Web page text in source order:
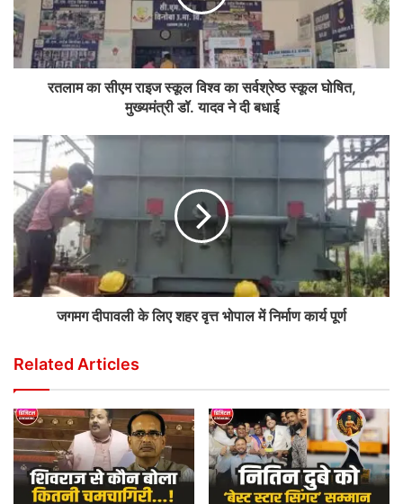
रतलाम का सीएम राइज स्कूल विश्व का सर्वश्रेष्ठ स्कूल घोषित,
मुख्‍यमंत्री डॉ. यादव ने दी बधाई
जगमग दीपावली के लिए शहर वृत्त भोपाल में निर्माण कार्य पूर्ण
Related Articles